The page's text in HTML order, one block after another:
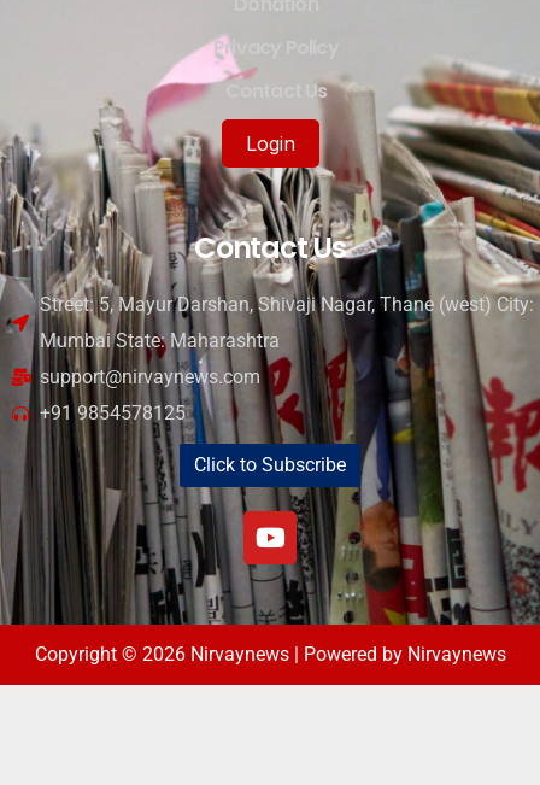
Privacy Policy
Contact Us
Login
Contact Us
Street: 5, Mayur Darshan, Shivaji Nagar, Thane (west) City:
Mumbai State: Maharashtra
support@nirvaynews.com
+91 9854578125
Click to Subscribe
Copyright © 2026 Nirvaynews | Powered by Nirvaynews